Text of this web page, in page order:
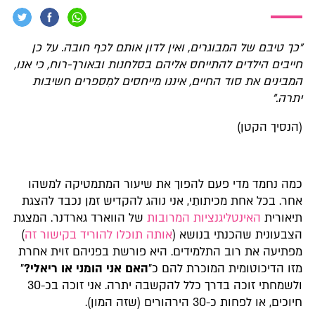
"כך טיבם של המבוגרים, ואין לדון אותם לכף חובה. על כן
חייבים הילדים להתייחס אליהם בסלחנות ובאורך-רוח, כי אנו,
המבינים את סוד החיים, איננו מייחסים למִספרים חשיבות
יתרה."
(הנסיך הקטן)
כמה נחמד מדי פעם להפוך את שיעור המתמטיקה למשהו
אחר. בכל אחת מכיתותַי, אני נוהג להקדיש זמן נכבד להצגת
תיאורית האינטליגנציות המרובותשל הווארד גארדנר. המצגת
הצבעונית שהכנתי בנושא (אותה תוכלו להוריד בקישור זה)
מפתיעה את רוב התלמידים. היא פורשת בפניהם זוית אחרת
מזו הדיכוטומית המוכרת להם כ"האם אני הומני או ריאלי?"
ולשמחתי זוכה בדרך כלל להקשבה יתרה. אני זוכה בכ-30
חיוכים, או לפחות כ-30 הירהורים (שזה המון).